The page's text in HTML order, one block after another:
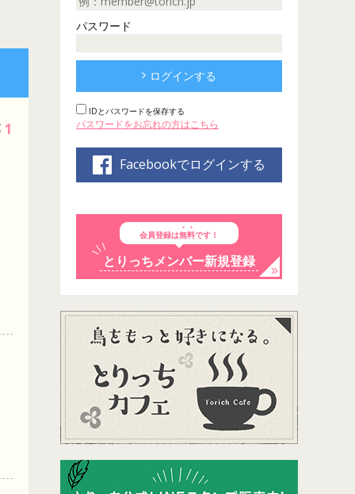
1
パスワード
ログインする
IDとパスワードを保存する
パスワードをお忘れの方はこちら
Facebookでログインする
会員登録は無料です！
とりっちメンバー新規登録